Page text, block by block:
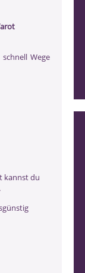
Wege
kannst du